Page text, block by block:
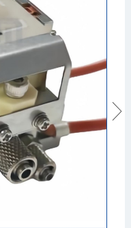
